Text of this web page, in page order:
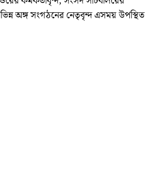
অঙ্গ সংগঠনের নেতৃবৃন্দ এসময় উপস্থিত